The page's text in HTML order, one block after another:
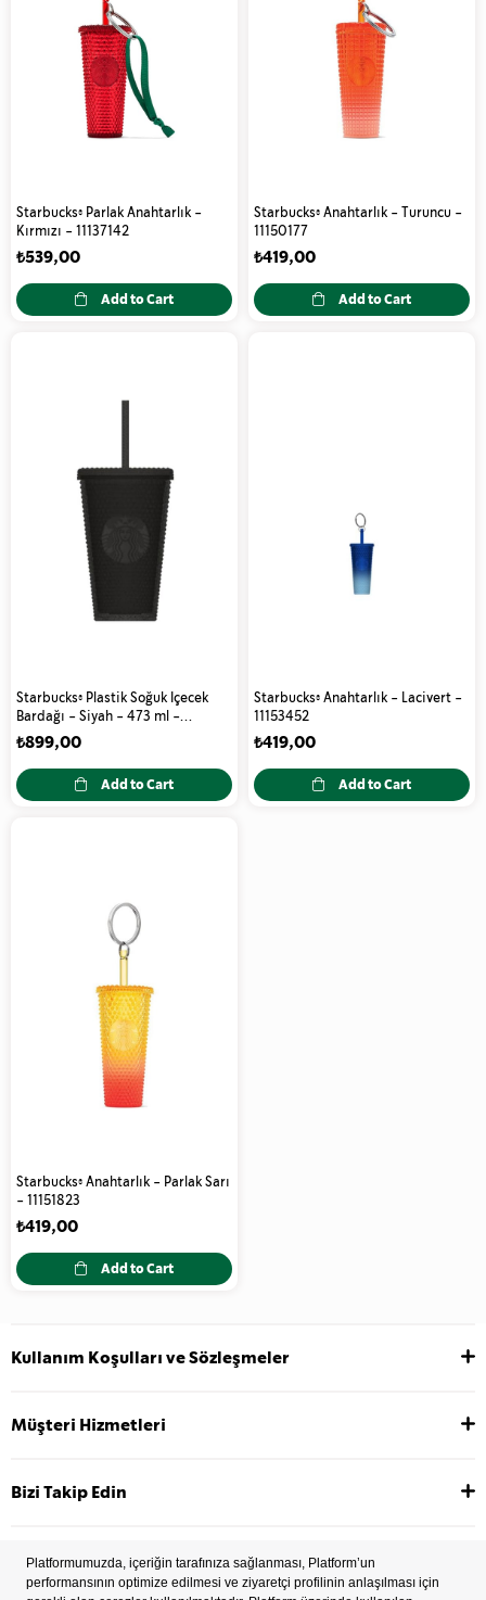
Starbucks® Parlak Anahtarlık -
Kırmızı - 11137142
₺539,00
Add to Cart
Starbucks® Anahtarlık - Turuncu -
11150177
₺419,00
Add to Cart
Starbucks® Plastik Soğuk Içecek
Bardağı - Siyah - 473 ml -
11139656
₺899,00
Add to Cart
Starbucks® Anahtarlık - Lacivert -
11153452
₺419,00
Add to Cart
Starbucks® Anahtarlık - Parlak Sarı
- 11151823
₺419,00
Add to Cart
Kullanım Koşulları ve Sözleşmeler
Müşteri Hizmetleri
Bizi Takip Edin
2022 Copyright © Tüm hakları saklıdır.
İşlem Rehberi
Çerez Tercihleri